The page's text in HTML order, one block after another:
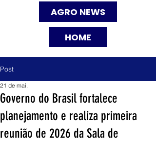
AGRO NEWS
HOME
Post
Governo do Brasil fortalece
planejamento e realiza primeira
reunião de 2026 da Sala de
21 de mai.